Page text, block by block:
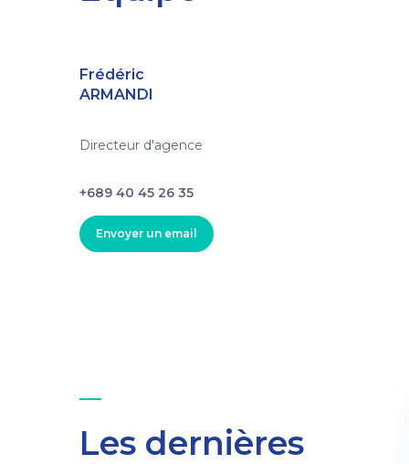
Frédéric
ARMANDI
Directeur d'agence
+689 40 45 26 35
Envoyer un email
Les dernières